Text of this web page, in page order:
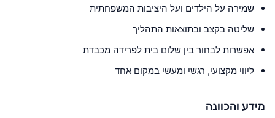
שמירה על הילדים ועל היציבות המשפחתית
שליטה בקצב ובתוצאות התהליך
אפשרות לבחור בין שלום בית לפרידה מכבדת
ליווי מקצועי, רגשי ומעשי במקום אחד
מידע והכוונה